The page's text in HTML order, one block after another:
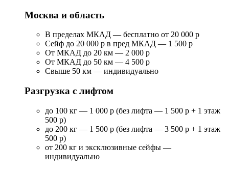
Москва и область
В пределах МКАД — бесплатно от 20 000 р
Сейф до 20 000 р в пред МКАД — 1 500 р
От МКАД до 20 км — 2 000 р
От МКАД до 50 км — 4 500 р
Свыше 50 км — индивидуально
Разгрузка с лифтом
до 100 кг — 1 000 р (без лифта — 1 500 р + 1 этаж
500 р)
до 200 кг — 1 500 р (без лифта — 3 500 р + 1 этаж
500 р)
от 200 кг и эксклюзивные сейфы —
индивидуально